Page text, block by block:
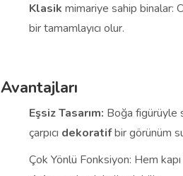
Klasik mimariye sahip binalar:
bir tamamlayıcı olur.
Avantajları
Eşsiz Tasarım: Boğa figürüyle
çarpıcı dekoratifbir görünüm
Çok Yönlü Fonksiyon: Hem